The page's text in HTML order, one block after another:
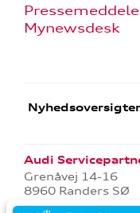
Mynewsdesk
Audi
Grenåvej 14-16
8960 Randers SØ
Tlf.:86 42 77 00